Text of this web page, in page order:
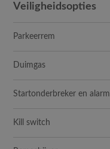
Veiligheidsopties
Parkeerrem
Duimgas
Startonderbreker en alarm
Kill switch